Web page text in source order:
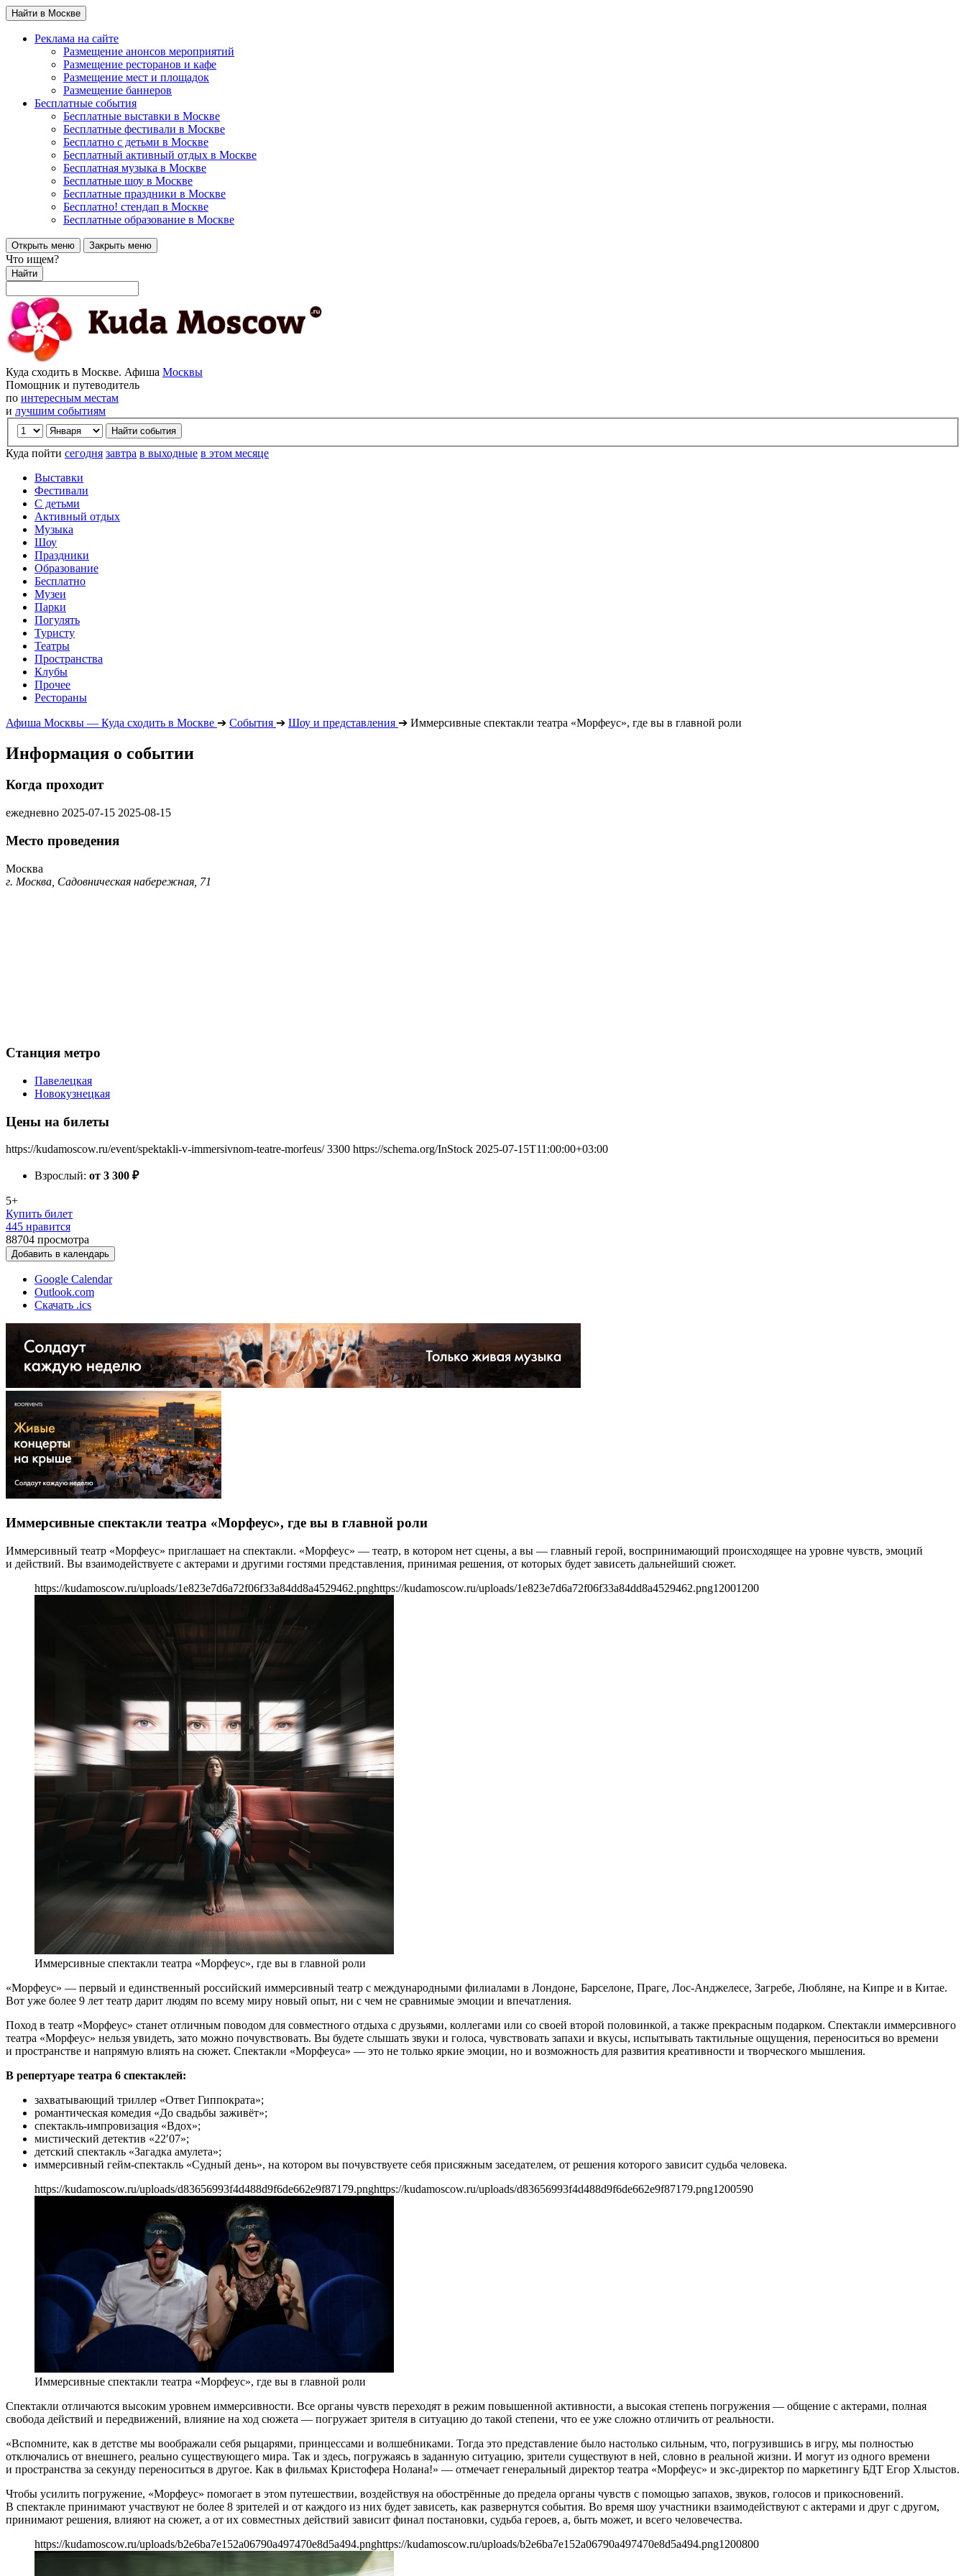
Найти в Москве
Реклама на сайте
Размещение анонсов мероприятий
Размещение ресторанов и кафе
Размещение мест и площадок
Размещение баннеров
Бесплатные события
Бесплатные выставки в Москве
Бесплатные фестивали в Москве
Бесплатно с детьми в Москве
Бесплатный активный отдых в Москве
Бесплатная музыка в Москве
Бесплатные шоу в Москве
Бесплатные праздники в Москве
Бесплатно! стендап в Москве
Бесплатные образование в Москве
Открыть меню Закрыть меню
Что ищем?
Найти
Куда сходить в Москве. Афиша Москвы
Помощник и путеводитель
по интересным местам
и лучшим событиям
Куда пойти сегодня завтра в выходные в этом месяце
Выставки
Фестивали
С детьми
Активный отдых
Музыка
Шоу
Праздники
Образование
Бесплатно
Музеи
Парки
Погулять
Туристу
Театры
Пространства
Клубы
Прочее
Рестораны
Афиша Москвы — Куда сходить в Москве ➔ События ➔ Шоу и представления ➔ Иммерсивные спектакли театра «Морфеус», где вы в главной роли
Информация о событии
Когда проходит
ежедневно 2025-07-15 2025-08-15
Место проведения
Москва
г. Москва, Садовническая набережная, 71
Станция метро
Павелецкая
Новокузнецкая
Цены на билеты
https://kudamoscow.ru/event/spektakli-v-immersivnom-teatre-morfeus/ 3300 https://schema.org/InStock 2025-07-15T11:00:00+03:00
Взрослый: от 3 300 ₽
5+
Купить билет
445 нравится
88704 просмотра
Добавить в календарь
Google Calendar
Outlook.com
Скачать .ics
Иммерсивные спектакли театра «Морфеус», где вы в главной роли
Иммерсивный театр «Морфеус» приглашает на спектакли. «Морфеус» — театр, в котором нет сцены, а вы — главный герой, воспринимающий происходящее на уровне чувств, эмоций
и действий. Вы взаимодействуете с актерами и другими гостями представления, принимая решения, от которых будет зависеть дальнейший сюжет.
https://kudamoscow.ru/uploads/1e823e7d6a72f06f33a84dd8a4529462.pnghttps://kudamoscow.ru/uploads/1e823e7d6a72f06f33a84dd8a4529462.png12001200
Иммерсивные спектакли театра «Морфеус», где вы в главной роли
«Морфеус» — первый и единственный российский иммерсивный театр с международными филиалами в Лондоне, Барселоне, Праге, Лос-Анджелесе, Загребе, Любляне, на Кипре и в Китае.
Вот уже более 9 лет театр дарит людям по всему миру новый опыт, ни с чем не сравнимые эмоции и впечатления.
Поход в театр «Морфеус» станет отличным поводом для совместного отдыха с друзьями, коллегами или со своей второй половинкой, а также прекрасным подарком. Спектакли иммерсивного
театра «Морфеус» нельзя увидеть, зато можно почувствовать. Вы будете слышать звуки и голоса, чувствовать запахи и вкусы, испытывать тактильные ощущения, переноситься во времени
и пространстве и напрямую влиять на сюжет. Спектакли «Морфеуса» — это не только яркие эмоции, но и возможность для развития креативности и творческого мышления.
В репертуаре театра 6 спектаклей:
захватывающий триллер «Ответ Гиппократа»;
романтическая комедия «До свадьбы заживёт»;
спектакль-импровизация «Вдох»;
мистический детектив «22′07»;
детский спектакль «Загадка амулета»;
иммерсивный гейм-спектакль «Судный день», на котором вы почувствуете себя присяжным заседателем, от решения которого зависит судьба человека.
https://kudamoscow.ru/uploads/d83656993f4d488d9f6de662e9f87179.pnghttps://kudamoscow.ru/uploads/d83656993f4d488d9f6de662e9f87179.png1200590
Иммерсивные спектакли театра «Морфеус», где вы в главной роли
Спектакли отличаются высоким уровнем иммерсивности. Все органы чувств переходят в режим повышенной активности, а высокая степень погружения — общение с актерами, полная
свобода действий и передвижений, влияние на ход сюжета — погружает зрителя в ситуацию до такой степени, что ее уже сложно отличить от реальности.
«Вспомните, как в детстве мы воображали себя рыцарями, принцессами и волшебниками. Тогда это представление было настолько сильным, что, погрузившись в игру, мы полностью
отключались от внешнего, реально существующего мира. Так и здесь, погружаясь в заданную ситуацию, зрители существуют в ней, словно в реальной жизни. И могут из одного времени
и пространства за секунду переноситься в другое. Как в фильмах Кристофера Нолана!» — отмечает генеральный директор театра «Морфеус» и экс-директор по маркетингу БДТ Егор Хлыстов.
Чтобы усилить погружение, «Морфеус» помогает в этом путешествии, воздействуя на обострëнные до предела органы чувств с помощью запахов, звуков, голосов и прикосновений.
В спектакле принимают участвуют не более 8 зрителей и от каждого из них будет зависеть, как развернутся события. Во время шоу участники взаимодействуют с актерами и друг с другом,
принимают решения, влияют на сюжет, а от их совместных действий зависит финал постановки, судьба героев, а, быть может, и всего человечества.
https://kudamoscow.ru/uploads/b2e6ba7e152a06790a497470e8d5a494.pnghttps://kudamoscow.ru/uploads/b2e6ba7e152a06790a497470e8d5a494.png1200800